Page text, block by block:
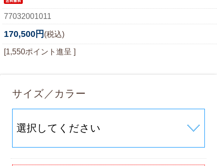
77032001011
170,500円 (税込)
[1,550ポイント進呈 ]
サイズ／カラー